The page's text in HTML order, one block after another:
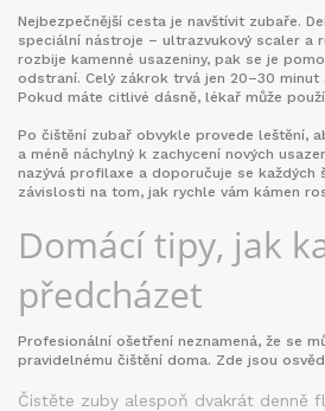
Nejbezpečnější cesta je navštívit zubaře.
speciální nástroje – ultrazvukový scaler a
rozbije kamenné usazeniny, pak se je
odstraní. Celý zákrok trvá jen 20–30 minut
Pokud máte citlivé dásně, lékař může
Po čištění zubař obvykle provede leštění,
a méně náchylný k zachycení nových
nazývá profilaxe a doporučuje se každých
závislosti na tom, jak rychle vám kámen
Domácí tipy, jak
předcházet
Profesionální ošetření neznamená, že se
pravidelnému čištění doma. Zde jsou
Čistěte zuby alespoň dvakrát denně